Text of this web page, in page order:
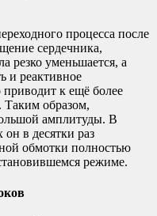
процесса после
сердечника,
резко уменьшается, а
и реактивное
приводит к ещё более
образом,
амплитуды. В
в десятки раз
обмотки полностью
режиме.